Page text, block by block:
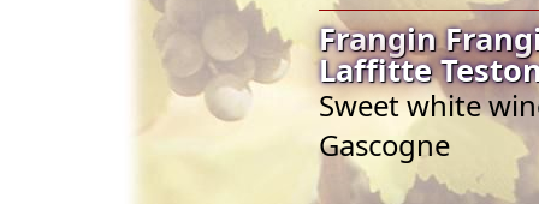
Frangin
Laffitte
Sweet white
Gascogne